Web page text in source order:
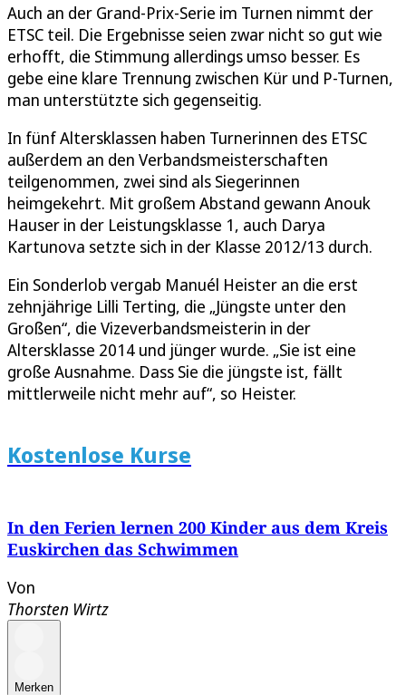
Auch an der Grand-Prix-Serie im Turnen nimmt der
ETSC teil. Die Ergebnisse seien zwar nicht so gut wie
erhofft, die Stimmung allerdings umso besser. Es
gebe eine klare Trennung zwischen Kür und P-Turnen,
man unterstützte sich gegenseitig.
In fünf Altersklassen haben Turnerinnen des ETSC
außerdem an den Verbandsmeisterschaften
teilgenommen, zwei sind als Siegerinnen
heimgekehrt. Mit großem Abstand gewann Anouk
Hauser in der Leistungsklasse 1, auch Darya
Kartunova setzte sich in der Klasse 2012/13 durch.
Ein Sonderlob vergab Manuél Heister an die erst
zehnjährige Lilli Terting, die „Jüngste unter den
Großen“, die Vizeverbandsmeisterin in der
Altersklasse 2014 und jünger wurde. „Sie ist eine
große Ausnahme. Dass Sie die jüngste ist, fällt
mittlerweile nicht mehr auf“, so Heister.
Kostenlose Kurse
In den Ferien lernen 200 Kinder aus dem Kreis
Euskirchen das Schwimmen
Von
Thorsten Wirtz
Merken